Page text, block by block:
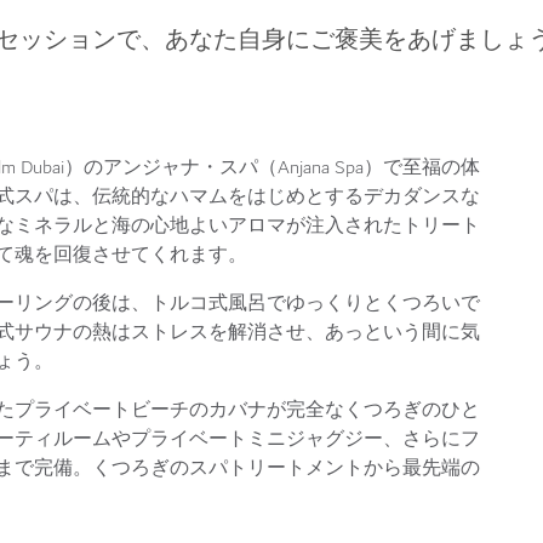
ッションで、あなた自身にご褒美をあげましょ
Dubai）のアンジャナ・スパ（Anjana Spa）で至福の体
パは、伝統的なハマムをはじめとするデカダンスな
ネラルと海の心地よいアロマが注入されたトリート
を回復させてくれます。
ングの後は、トルコ式風呂でゆっくりとくつろいで
ウナの熱はストレスを解消させ、あっという間に気
。
ライベートビーチのカバナが完全なくつろぎのひと
ィルームやプライベートミニジャグジー、さらにフ
完備。くつろぎのスパトリートメントから最先端の